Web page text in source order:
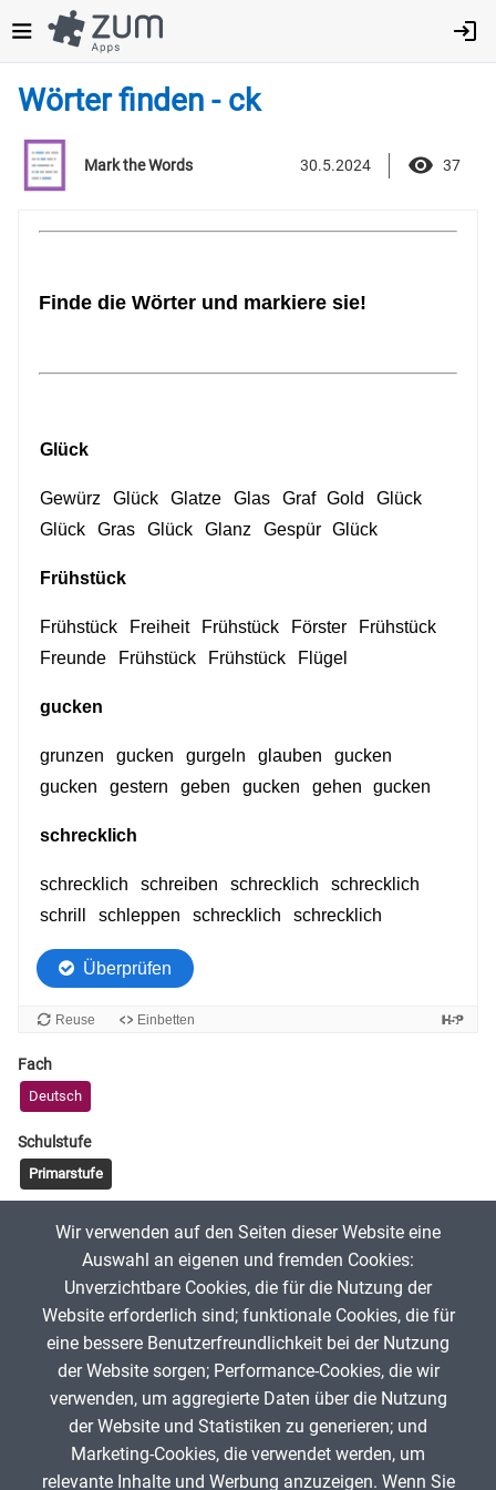
zum
Inhalt
Wörter finden - ck
Mark the Words 30.5.2024 37
Fach
Deutsch
Schulstufe
Primarstufe
Wörter finden Erstlesen Erstschreiben Zebra
App melden
Wir verwenden auf den Seiten dieser Website eine
Auswahl an eigenen und fremden Cookies:
Unverzichtbare Cookies, die für die Nutzung der
Website erforderlich sind; funktionale Cookies, die für
eine bessere Benutzerfreundlichkeit bei der Nutzung
der Website sorgen; Performance-Cookies, die wir
verwenden, um aggregierte Daten über die Nutzung
der Website und Statistiken zu generieren; und
Marketing-Cookies, die verwendet werden, um
relevante Inhalte und Werbung anzuzeigen. Wenn Sie